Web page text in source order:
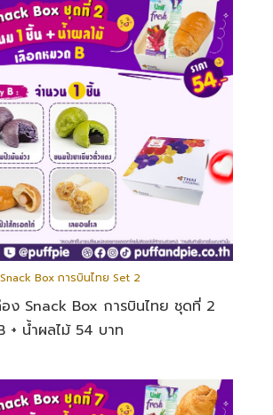
Box การบินไทย Set 2
ง Snack Box การบินไทย ชุดที่ 2
+ น้ำผลไม้ 54 บาท